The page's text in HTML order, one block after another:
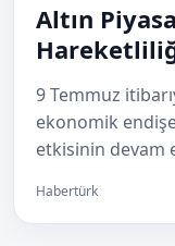
Altın
9 Temmuz
ekonomik
etkisinin devam
Habertürk